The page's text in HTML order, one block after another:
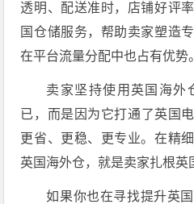
透明、配送准时，店铺好评
国仓储服务，帮助卖家塑造
在平台流量分配中也占有优势。
卖家坚持使用英国海外
已，而是因为它打通了英国
更省、更稳、更专业。在精
英国海外仓，就是卖家扎根英
如果你也在寻找提升英